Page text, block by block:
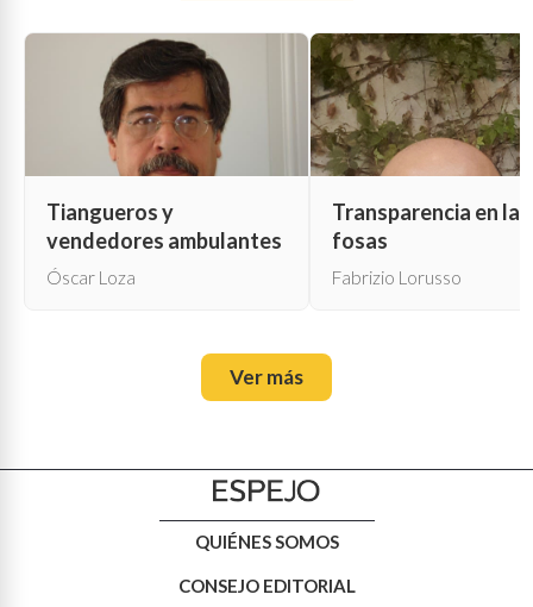
Tiangueros y
vendedores ambulantes
Óscar Loza
Transparencia en las
fosas
Fabrizio Lorusso
Ver más
QUIÉNES SOMOS
CONSEJO EDITORIAL